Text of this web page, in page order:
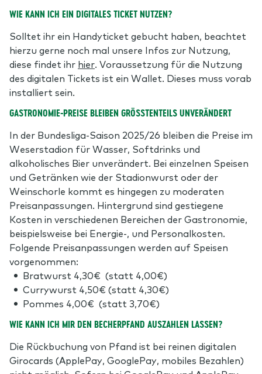
WIE KANN ICH EIN DIGITALES TICKET NUTZEN?
Solltet ihr ein Handyticket gebucht haben, beachtet
hierzu gerne noch mal unsere Infos zur Nutzung,
diese findet ihr hier. Voraussetzung für die Nutzung
des digitalen Tickets ist ein Wallet. Dieses muss vorab
installiert sein.
GASTRONOMIE-PREISE BLEIBEN GRÖSSTENTEILS UNVERÄNDERT
In der Bundesliga-Saison 2025/26 bleiben die Preise im
Weserstadion für Wasser, Softdrinks und
alkoholisches Bier unverändert. Bei einzelnen Speisen
und Getränken wie der Stadionwurst oder der
Weinschorle kommt es hingegen zu moderaten
Preisanpassungen. Hintergrund sind gestiegene
Kosten in verschiedenen Bereichen der Gastronomie,
beispielsweise bei Energie-, und Personalkosten.
Folgende Preisanpassungen werden auf Speisen
vorgenommen:
Bratwurst 4,30€ (statt 4,00€)
Currywurst 4,50€ (statt 4,30€)
Pommes 4,00€ (statt 3,70€)
WIE KANN ICH MIR DEN BECHERPFAND AUSZAHLEN LASSEN?
Die Rückbuchung von Pfand ist bei reinen digitalen
Girocards (ApplePay, GooglePay, mobiles Bezahlen)